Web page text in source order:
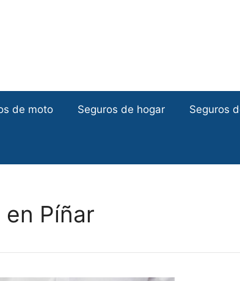
de moto Seguros de hogar Seguros
Píñar